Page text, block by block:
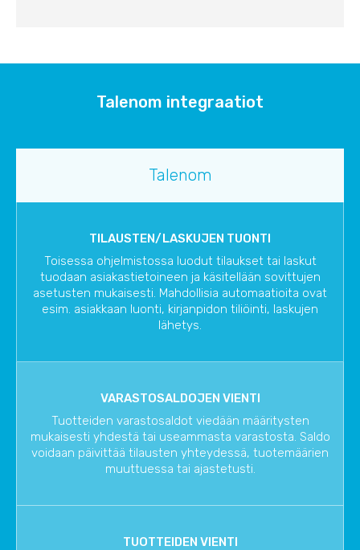
Talenom integraatiot
Talenom
TILAUSTEN/LASKUJEN TUONTI
Toisessa ohjelmistossa luodut tilaukset tai laskut
tuodaan asiakastietoineen ja käsitellään sovittujen
asetusten mukaisesti. Mahdollisia automaatioita ovat
esim. asiakkaan luonti, kirjanpidon tiliöinti, laskujen
lähetys.
VARASTOSALDOJEN VIENTI
Tuotteiden varastosaldot viedään määritysten
mukaisesti yhdestä tai useammasta varastosta. Saldo
voidaan päivittää tilausten yhteydessä, tuotemäärien
muuttuessa tai ajastetusti.
TUOTTEIDEN VIENTI